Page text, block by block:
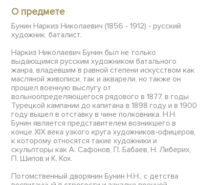
О предмете
Бунин Наркиз Николаевич (1856 - 1912) - русский
художник, баталист.
Наркиз Николаевич Бунин был не только
выдающимся русским художником батального
жанра, владевшим в равной степени искусством как
масляной живописи, так и акварели, но также он
прошел военную выслугу от
вольноопределяющегося рядового в 1877, в годы
Турецкой кампании до капитана в 1898 году и в 1900
году вышел в отставку в чине полковника. Н.Н.
Бунин является представителем возникшего в
конце XIX века узкого круга художников-офицеров,
к которому относятся такие художники и
скульпторы как А. Сафонов, П. Бабаев, Н. Либерих,
П. Шипов и К. Кох.
Потомственный дворянин Бунин Н.Н., с детства